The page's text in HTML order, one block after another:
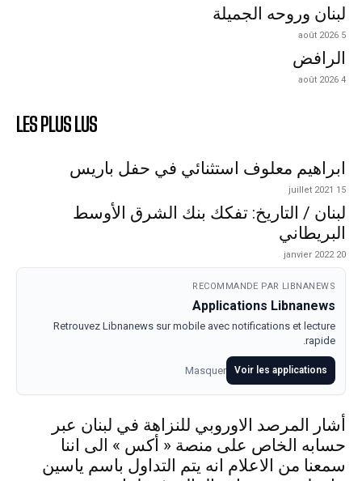
لبنان وروحه الجميلة
5 août 2026
الرافض
4 août 2026
LES PLUS LUS
ابراهيم معلوف استثنائي في حفل باريس
15 juillet 2021
لبنان / التاريخ: تفكك بنك الشرق الأوسط
البريطاني
20 janvier 2022
RECOMMANDE PAR LIBNANEWS
Applications Libnanews
Retrouvez Libnanews sur mobile avec notifications et lecture
rapide.
Voir les applications
Masquer
أشار المرصد الاوروبي للنزاهة في لبنان عبر
حسابه الخاص على منصة « أكس » الى اننا
سمعنا من الاعلام انه يتم التداول باسم ياسين